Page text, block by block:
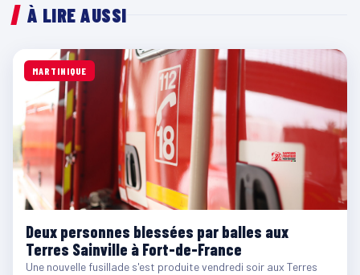
À LIRE AUSSI
MARTINIQUE
Deux personnes blessées par balles aux
Terres Sainville à Fort-de-France
Une nouvelle fusillade s'est produite vendredi soir aux Terres